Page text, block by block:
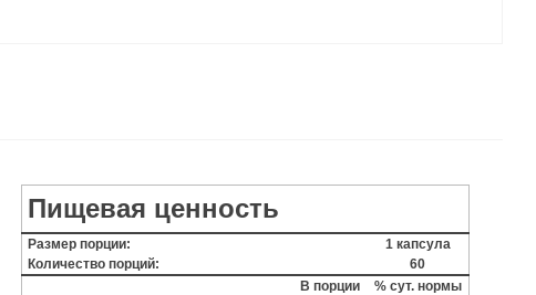
Пищевая ценность
Размер порции:
1 капсула
Количество порций:
60
В порции
% сут. нормы